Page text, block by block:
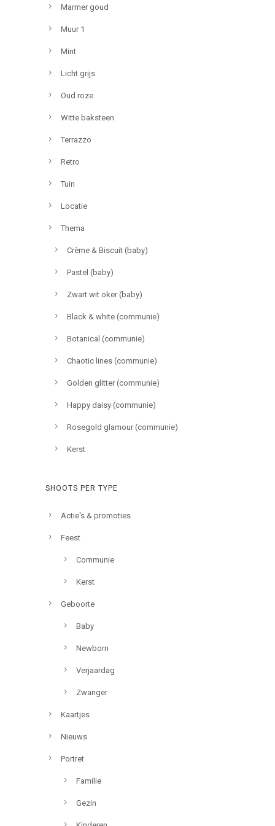
Marmer goud
Muur 1
Mint
Licht grijs
Oud roze
Witte baksteen
Terrazzo
Retro
Tuin
Locatie
Thema
Crème & Biscuit (baby)
Pastel (baby)
Zwart wit oker (baby)
Black & white (communie)
Botanical (communie)
Chaotic lines (communie)
Golden glitter (communie)
Happy daisy (communie)
Rosegold glamour (communie)
Kerst
SHOOTS PER TYPE
Actie's & promoties
Feest
Communie
Kerst
Geboorte
Baby
Newborn
Verjaardag
Zwanger
Kaartjes
Nieuws
Portret
Familie
Gezin